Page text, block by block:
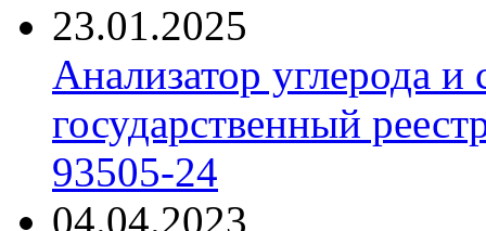
23.01.2025
Анализатор углерода
государственный
93505-24
04.04.2023